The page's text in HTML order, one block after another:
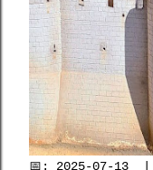
📅: 2025-07-13 |